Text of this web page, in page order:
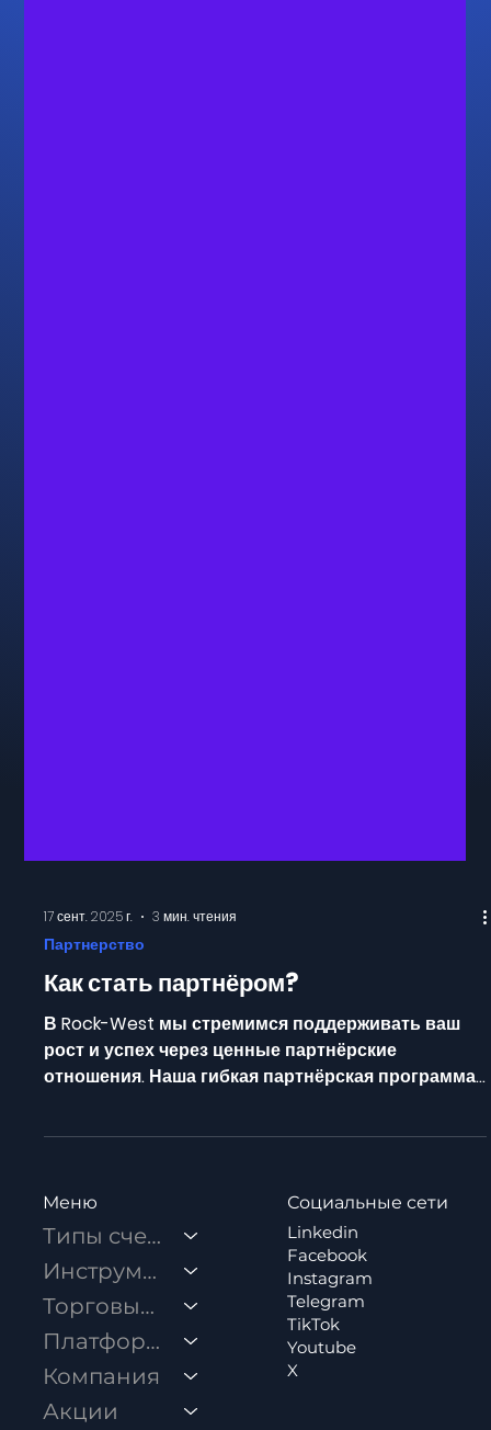
17 сент. 2025 г.
Партнерство
Как стать партнёром?
В Rock-West мы стремимся поддерживать ваш
рост и успех через ценные партнёрские
открывает широкие возможности для развития
вознаграждений. Независимо от того, интересуют
ли вас бонусы за объёмы, индивидуально
разработанные схемы комиссионных или
комбинированные варианты вознаграждения,
Rock-West предлагает решения, максимально
соответствующие вашим целям и задачам.
Ключевые преимущества пар
Меню
Типы счетов
Инструменты
Торговые условия
Платформы
Компания
Социальные сети
Linkedin
Facebook
Instagram
Telegram
TikTok